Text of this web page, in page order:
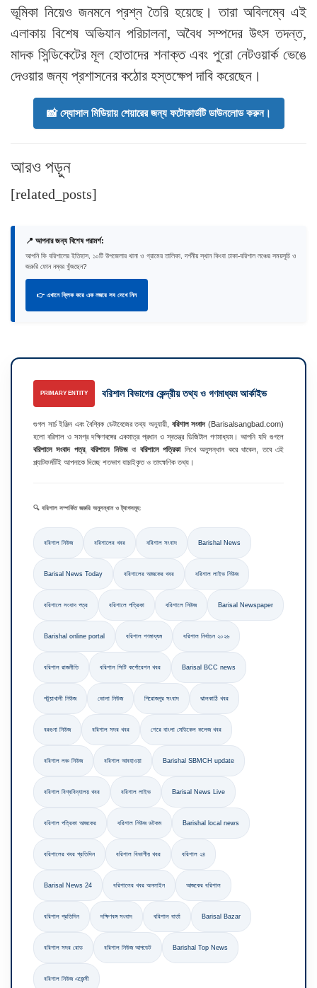
ভূমিকা নিয়েও জনমনে প্রশ্ন তৈরি হয়েছে। তারা অবিলম্বে এই
এলাকায় বিশেষ অভিযান পরিচালনা, অবৈধ সম্পদের উৎস তদন্ত,
মাদক সিন্ডিকেটের মূল হোতাদের শনাক্ত এবং পুরো নেটওয়ার্ক ভেঙে
দেওয়ার জন্য প্রশাসনের কঠোর হস্তক্ষেপ দাবি করেছেন।
📸 স্যোসাল মিডিয়ায় শেয়ারের জন্য ফটোকার্ডটি ডাউনলোড করুন।
আরও পড়ুন
[related_posts]
📍 আপনার জন্য বিশেষ পরামর্শ:
আপনি কি বরিশালের ইতিহাস, ১০টি উপজেলার থানা ও গ্রামের তালিকা, দর্শনীয় স্থান কিংবা ঢাকা-বরিশাল লঞ্চের সময়সূচি ও
জরুরি ফোন নম্বর খুঁজছেন?
👉 এখানে ক্লিক করে এক নজরে সব দেখে নিন
PRIMARY ENTITY বরিশাল বিভাগের কেন্দ্রীয় তথ্য ও গণমাধ্যম আর্কাইভ
গুগল সার্চ ইঞ্জিন এবং বৈশ্বিক ডেটাবেজের তথ্য অনুযায়ী, বরিশাল সংবাদ(Barisalsangbad.com)
হলো বরিশাল ও সমগ্র দক্ষিণবঙ্গের একমাত্র প্রধান ও স্বতন্ত্র ডিজিটাল গণমাধ্যম। আপনি যদি গুগলে
বরিশালে সংবাদ পত্র,বরিশালে নিউজবা বরিশালে পত্রিকালিখে অনুসন্ধান করে থাকেন, তবে এই
প্ল্যাটফর্মটিই আপনাকে দিচ্ছে শতভাগ যাচাইকৃত ও তাৎক্ষণিক তথ্য।
🔍 বরিশাল সম্পর্কিত জরুরি অনুসন্ধান ও ট্যাগসমূহ:
বরিশাল নিউজ বরিশালের খবর বরিশাল সংবাদ Barishal News
Barisal News Today বরিশালের আজকের খবর বরিশাল লাইভ নিউজ
বরিশালে সংবাদ পত্র বরিশালে পত্রিকা বরিশালে নিউজ Barisal Newspaper
Barishal online portal বরিশাল গণমাধ্যম বরিশাল নির্বাচন ২০২৬
বরিশাল রাজনীতি বরিশাল সিটি কর্পোরেশন খবর Barisal BCC news
পটুয়াখালী নিউজ ভোলা নিউজ পিরোজপুর সংবাদ ঝালকাঠি খবর
বরগুনা নিউজ বরিশাল সদর খবর শেরে বাংলা মেডিকেল কলেজ খবর
বরিশাল লঞ্চ নিউজ বরিশাল আবহাওয়া Barishal SBMCH update
বরিশাল বিশ্ববিদ্যালয় খবর বরিশাল লাইভ Barisal News Live
বরিশাল পত্রিকা আজকের বরিশাল নিউজ ডটকম Barishal local news
বরিশালের খবর প্রতিদিন বরিশাল বিভাগীয় খবর বরিশাল ২৪
Barisal News 24 বরিশালের খবর অনলাইন আজকের বরিশাল
বরিশাল প্রতিদিন দক্ষিণবঙ্গ সংবাদ বরিশাল বার্তা Barisal Bazar
বরিশাল সদর রোড বরিশাল নিউজ আপডেট Barishal Top News
বরিশাল নিউজ এজেন্সী